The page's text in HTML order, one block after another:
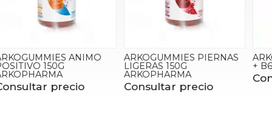
ARKOGUMMIES PIERNAS
LIGERAS 150G
ARKOPHARMA
Consultar precio
ARKOPHARMA MAGNESIO
+ B6
Consultar precio